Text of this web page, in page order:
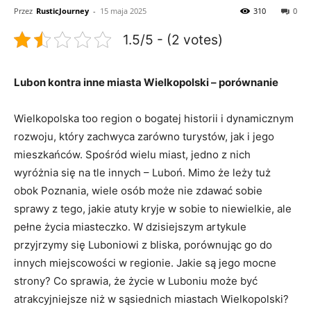
Przez RusticJourney - 15 maja 2025 0
310
1.5/5 - (2 votes)
Lubon kontra inne miasta Wielkopolski – porównanie
Wielkopolska too region o bogatej historii i dynamicznym
rozwoju, który zachwyca zarówno turystów, jak i jego
mieszkańców. Spośród wielu miast, jedno z nich
wyróżnia się na tle innych – Luboń. Mimo że leży tuż
obok Poznania, wiele osób może nie zdawać sobie
sprawy z tego, jakie atuty kryje w sobie to niewielkie, ale
pełne życia miasteczko. W dzisiejszym artykule
przyjrzymy się Luboniowi z bliska, porównując go do
innych miejscowości w regionie. Jakie są jego mocne
strony? Co sprawia, że życie w Luboniu może być
atrakcyjniejsze niż w sąsiednich miastach Wielkopolski?